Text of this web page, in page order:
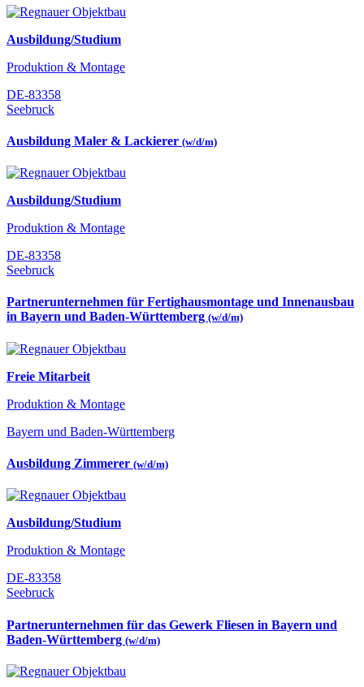
Ausbildung/Studium
Produktion & Montage
DE-83358
Seebruck
Ausbildung Maler & Lackierer (w/d/m)
Ausbildung/Studium
Produktion & Montage
DE-83358
Seebruck
Partnerunternehmen für Fertighausmontage und Innenausbau
in Bayern und Baden-Württemberg (w/d/m)
Freie Mitarbeit
Produktion & Montage
Bayern und Baden-Württemberg
Ausbildung Zimmerer (w/d/m)
Ausbildung/Studium
Produktion & Montage
DE-83358
Seebruck
Partnerunternehmen für das Gewerk Fliesen in Bayern und
Baden-Württemberg (w/d/m)